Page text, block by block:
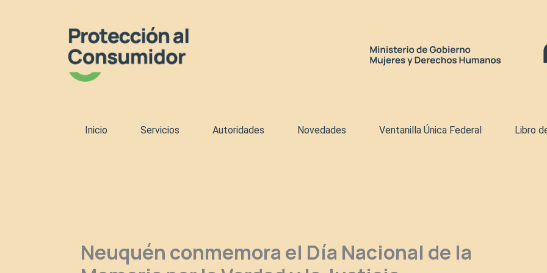
Inicio Servicios Autoridades Novedades Ventanilla Única Federal Libro
Neuquén conmemora el Día Nacional de la